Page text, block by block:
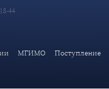
44
МГИМО Поступление